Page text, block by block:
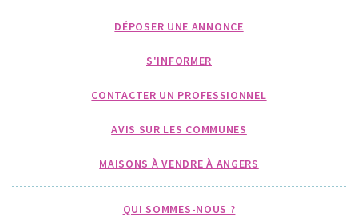
DÉPOSER UNE ANNONCE
S'INFORMER
CONTACTER UN PROFESSIONNEL
AVIS SUR LES COMMUNES
MAISONS À VENDRE À ANGERS
QUI SOMMES-NOUS ?